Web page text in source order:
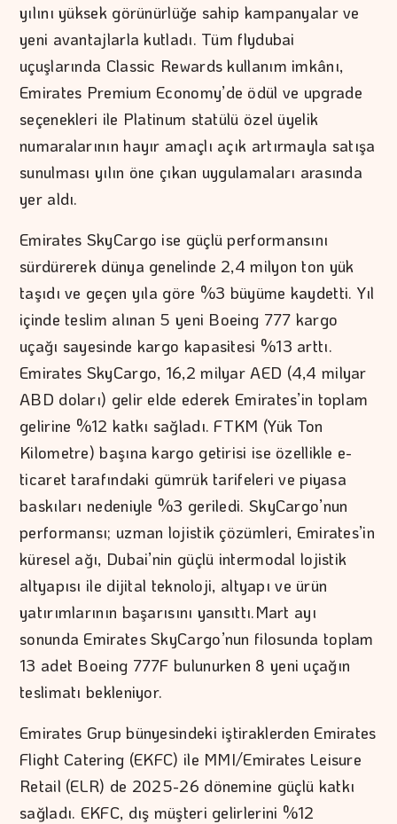
yılını yüksek görünürlüğe sahip kampanyalar ve
yeni avantajlarla kutladı. Tüm flydubai
uçuşlarında Classic Rewards kullanım imkânı,
Emirates Premium Economy’de ödül ve upgrade
seçenekleri ile Platinum statülü özel üyelik
numaralarının hayır amaçlı açık artırmayla satışa
sunulması yılın öne çıkan uygulamaları arasında
yer aldı.
Emirates SkyCargo ise güçlü performansını
sürdürerek dünya genelinde 2,4 milyon ton yük
taşıdı ve geçen yıla göre %3 büyüme kaydetti. Yıl
içinde teslim alınan 5 yeni Boeing 777 kargo
uçağı sayesinde kargo kapasitesi %13 arttı.
Emirates SkyCargo, 16,2 milyar AED (4,4 milyar
ABD doları) gelir elde ederek Emirates’in toplam
gelirine %12 katkı sağladı. FTKM (Yük Ton
Kilometre) başına kargo getirisi ise özellikle e-
ticaret tarafındaki gümrük tarifeleri ve piyasa
baskıları nedeniyle %3 geriledi. SkyCargo’nun
performansı; uzman lojistik çözümleri, Emirates’in
küresel ağı, Dubai’nin güçlü intermodal lojistik
altyapısı ile dijital teknoloji, altyapı ve ürün
yatırımlarının başarısını yansıttı.Mart ayı
sonunda Emirates SkyCargo’nun filosunda toplam
13 adet Boeing 777F bulunurken 8 yeni uçağın
teslimatı bekleniyor.
Emirates Grup bünyesindeki iştiraklerden Emirates
Flight Catering (EKFC) ile MMI/Emirates Leisure
Retail (ELR) de 2025-26 dönemine güçlü katkı
sağladı. EKFC, dış müşteri gelirlerini %12